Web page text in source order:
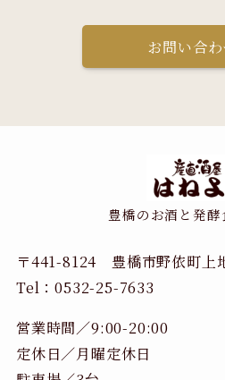
お問い合
豊橋のお酒と発
〒441-8124 豊橋市野依町上
Tel：0532-25-7633
営業時間／9:00-20:00
定休日／月曜定休日